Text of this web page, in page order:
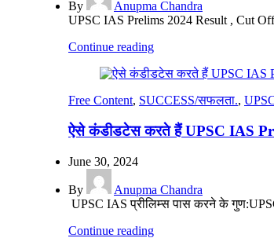
By
Anupma Chandra
UPSC IAS Prelims 2024 Result , Cut
Continue reading
Free Content, SUCCESS/सफलता.,
ऐसे कंडीडटेस करते हैं UPSC IAS
June 30, 2024
By
Anupma Chandra
UPSC IAS प्रीलिम्स पास करने के
Continue reading